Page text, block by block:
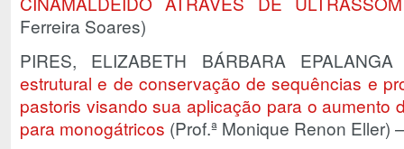
Ferreira Soares)
PIRES, ELIZABETH BÁRBARA
estrutural e de conservação de sequências e
pastoris visando sua aplicação para o aumento
para monogátricos (Prof.ª Monique Renon Eller)